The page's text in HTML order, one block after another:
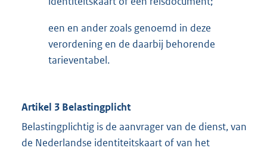
een en ander zoals genoemd in deze
verordening en de daarbij behorende
tarieventabel.
Artikel 3 Belastingplicht
Belastingplichtig is de aanvrager van de dienst, van
de Nederlandse identiteitskaart of van het